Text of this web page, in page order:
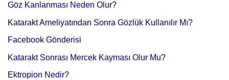
Göz Kanlanması Neden Olur?
Katarakt Ameliyatından Sonra Gözlük Kullanılır Mı?
Facebook Gönderisi
Katarakt Sonrası Mercek Kayması Olur Mu?
Ektropion Nedir?